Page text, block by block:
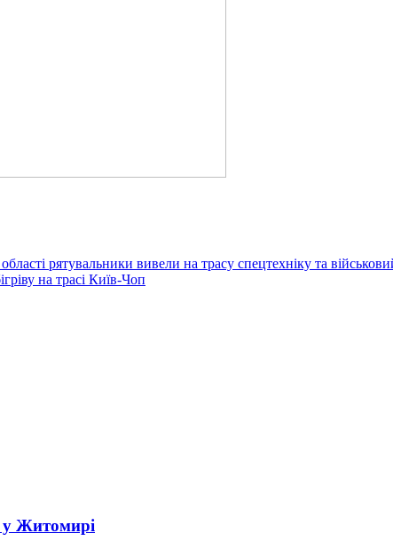
рятувальники вивели на трасу спецтехніку та
на трасі Київ-Чоп
у Житомирі